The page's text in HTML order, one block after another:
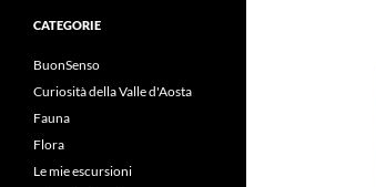
CATEGORIE
BuonSenso
Curiosità della Valle d'Aosta
Fauna
Flora
Le mie escursioni